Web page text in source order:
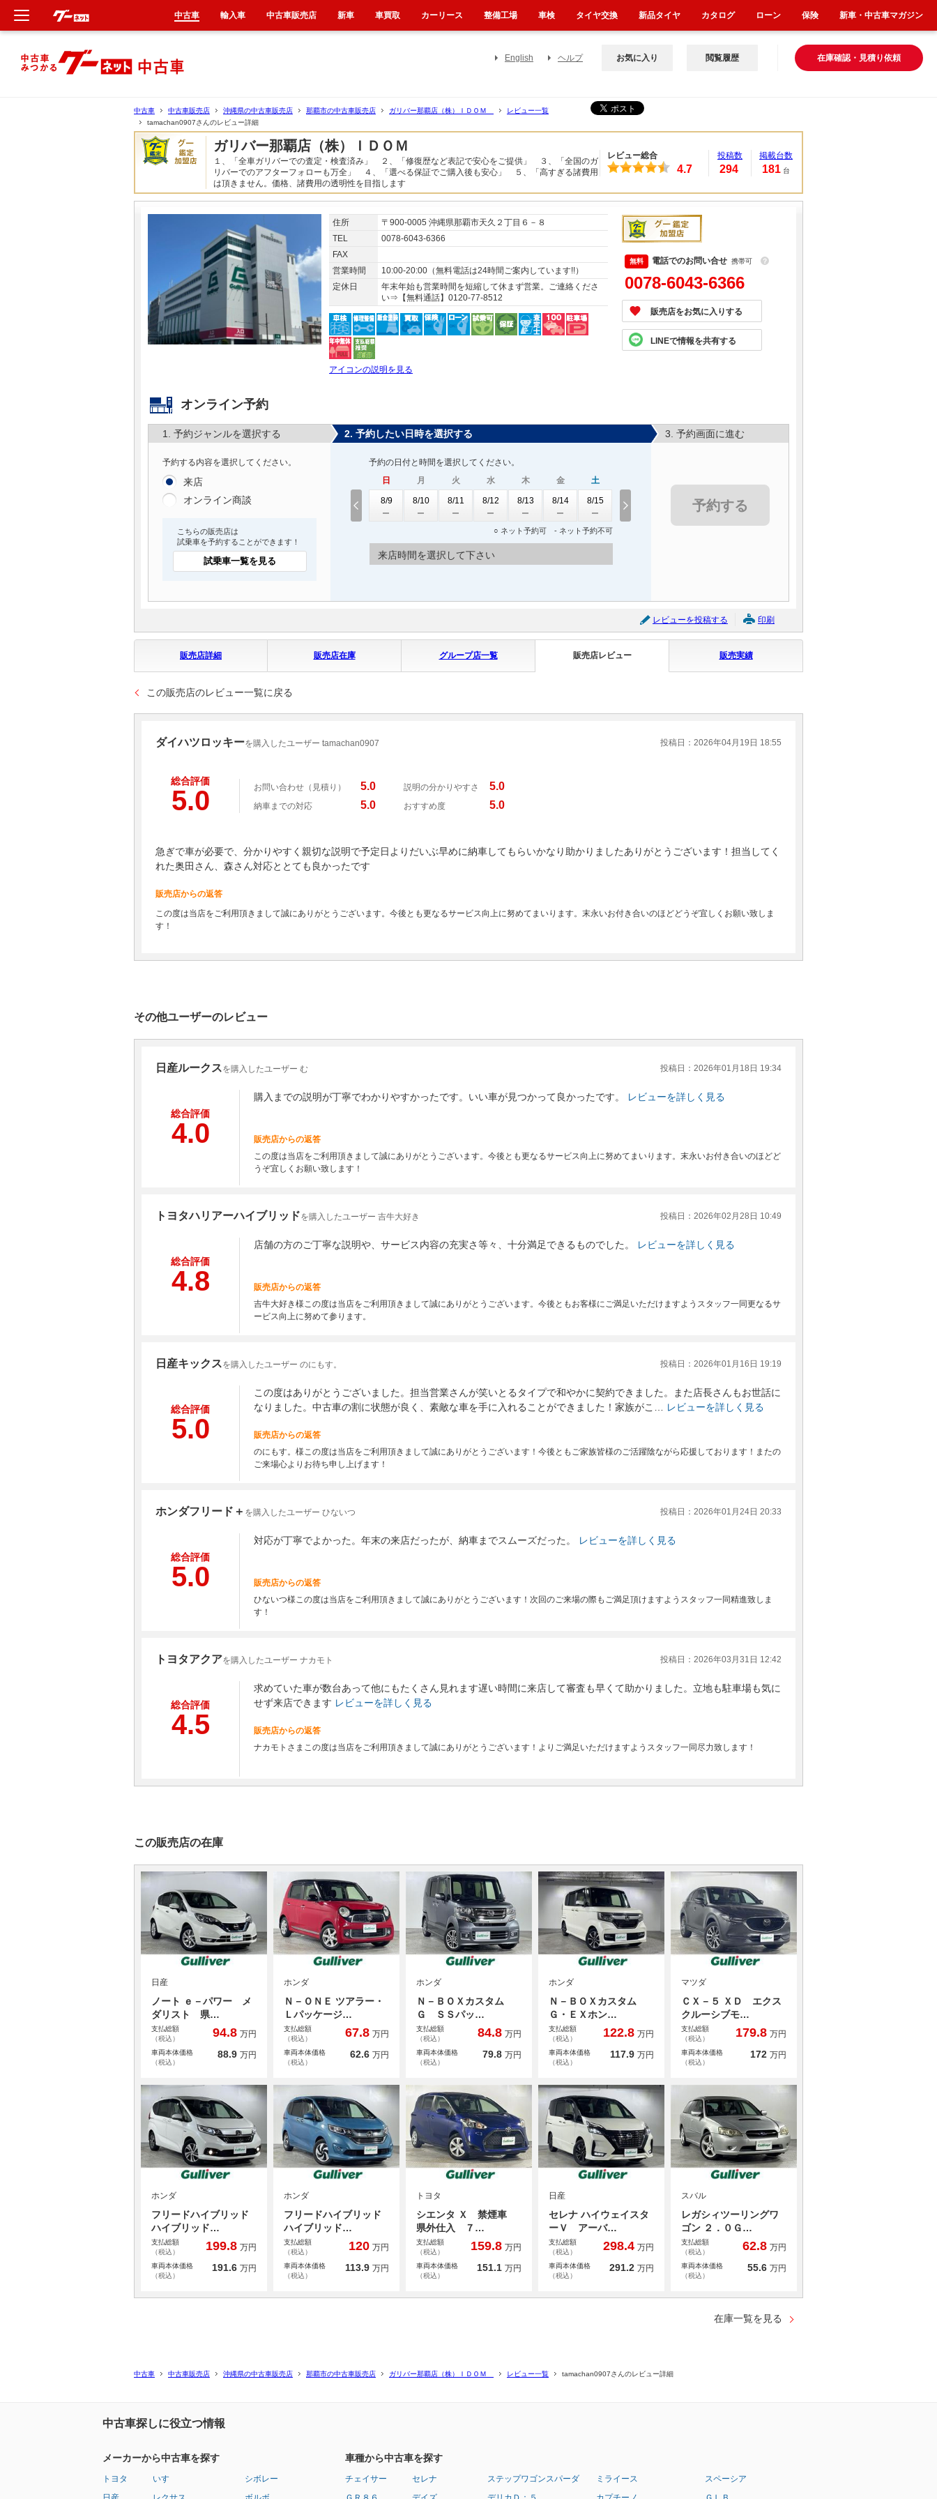
English ヘルプ 在庫確認・見積り依頼
お気に入り 閲覧履歴
中古車 中古車販売店 沖縄県の中古車販売店 那覇市の中古車販売店 ガリバー那覇店（株）ＩＤＯＭ
レビュー一覧
tamachan0907さんのレビュー詳細
ガリバー那覇店（株）ＩＤＯＭ
１、「全車ガリバーでの査定・検査済み」 ２、「修復歴など表記で安心をご提供」 ３、「全国のガ
リバーでのアフターフォローも万全」 ４、「選べる保証でご購入後も安心」 ５、「高すぎる諸費用
は頂きません。価格、諸費用の透明性を目指します
レビュー総合
4.7
投稿数
294
掲載台数
181 台
住所
〒900-0005 沖縄県那覇市天久２丁目６－８
TEL
0078-6043-6366
FAX
営業時間
10:00-20:00（無料電話は24時間ご案内しています!!）
定休日
年末年始も営業時間を短縮して休まず営業。ご連絡くださ
い⇒【無料通話】0120-77-8512
アイコンの説明を見る
電話でのお問い合せ 携帯可 ？
0078-6043-6366
販売店をお気に入りする
LINEで情報を共有する
オンライン予約
1. 予約ジャンルを選択する
予約する内容を選択してください。
来店
オンライン商談
こちらの販売店は
試乗車を予約することができます！
試乗車一覧を見る
2. 予約したい日時を選択する
予約の日付と時間を選択してください。
日
8/9
月
8/10
火
8/11
水
8/12
木
8/13
金
8/14
土
8/15
○ ネット予約可 - ネット予約不可
来店時間を選択して下さい
3. 予約画面に進む
予約する
レビューを投稿する 印刷
販売店詳細 販売店在庫 グループ店一覧 販売店レビュー 販売実績
この販売店のレビュー一覧に戻る
ダイハツロッキーを購入したユーザー tamachan0907 投稿日：2026年04月19日 18:55
総合評価
5.0 お問い合わせ（見積り） 5.0 説明の分かりやすさ 5.0
納車までの対応 5.0 おすすめ度 5.0
急ぎで車が必要で、分かりやすく親切な説明で予定日よりだいぶ早めに納車してもらいかなり助かりましたありがとうございます！担当してく
れた奥田さん、森さん対応ととても良かったです
販売店からの返答
この度は当店をご利用頂きまして誠にありがとうございます。今後とも更なるサービス向上に努めてまいります。末永いお付き合いのほどどうぞ宜しくお願い致しま
す！
その他ユーザーのレビュー
日産ルークスを購入したユーザー む 投稿日：2026年01月18日 19:34
総合評価
4.0
購入までの説明が丁寧でわかりやすかったです。いい車が見つかって良かったです。 レビューを詳しく見る
販売店からの返答
この度は当店をご利用頂きまして誠にありがとうございます。今後とも更なるサービス向上に努めてまいります。末永いお付き合いのほどど
うぞ宜しくお願い致します！
トヨタハリアーハイブリッドを購入したユーザー 吉牛大好き 投稿日：2026年02月28日 10:49
総合評価
4.8
店舗の方のご丁寧な説明や、サービス内容の充実さ等々、十分満足できるものでした。 レビューを詳しく見る
販売店からの返答
吉牛大好き様この度は当店をご利用頂きまして誠にありがとうございます。今後ともお客様にご満足いただけますようスタッフ一同更なるサ
ービス向上に努めて参ります。
日産キックスを購入したユーザー のにもす。 投稿日：2026年01月16日 19:19
総合評価
5.0
この度はありがとうございました。担当営業さんが笑いとるタイプで和やかに契約できました。また店長さんもお世話に
なりました。中古車の割に状態が良く、素敵な車を手に入れることができました！家族がこ…
レビューを詳しく見る
販売店からの返答
のにもす。様この度は当店をご利用頂きまして誠にありがとうございます！今後ともご家族皆様のご活躍陰ながら応援しております！またの
ご来場心よりお待ち申し上げます！
ホンダフリード＋ を購入したユーザー ひないつ 投稿日：2026年01月24日 20:33
総合評価
5.0
対応が丁寧でよかった。年末の来店だったが、納車までスムーズだった。 レビューを詳しく見る
販売店からの返答
ひないつ様この度は当店をご利用頂きまして誠にありがとうございます！次回のご来場の際もご満足頂けますようスタッフ一同精進致しま
す！
トヨタアクアを購入したユーザー ナカモト 投稿日：2026年03月31日 12:42
総合評価
4.5
求めていた車が数台あって他にもたくさん見れます遅い時間に来店して審査も早くて助かりました。立地も駐車場も気に
せず来店できます レビューを詳しく見る
販売店からの返答
ナカモトさまこの度は当店をご利用頂きまして誠にありがとうございます！よりご満足いただけますようスタッフ一同尽力致します！
この販売店の在庫
日産
ノート ｅ－パワー メ
ダリスト 県…
支払総額
（税込）
94.8 万円
車両本体価格
（税込）
88.9 万円
ホンダ
Ｎ－ＯＮＥ ツアラー・
Ｌパッケージ…
支払総額
（税込）
67.8 万円
車両本体価格
（税込）
62.6 万円
ホンダ
Ｎ－ＢＯＸカスタム
Ｇ ＳＳパッ…
支払総額
（税込）
84.8 万円
車両本体価格
（税込）
79.8 万円
ホンダ
Ｎ－ＢＯＸカスタム
Ｇ・ＥＸホン…
支払総額
（税込）
122.8 万円
車両本体価格
（税込）
117.9 万円
マツダ
ＣＸ－５ ＸＤ エクス
クルーシブモ…
支払総額
（税込）
179.8 万円
車両本体価格
（税込）
172 万円
ホンダ
フリードハイブリッド
ハイブリッド…
支払総額
（税込）
199.8 万円
車両本体価格
（税込）
191.6 万円
ホンダ
フリードハイブリッド
ハイブリッド…
支払総額
（税込）
120 万円
車両本体価格
（税込）
113.9 万円
トヨタ
シエンタ Ｘ 禁煙車
県外仕入 ７…
支払総額
（税込）
159.8 万円
車両本体価格
（税込）
151.1 万円
日産
セレナ ハイウェイスタ
ーＶ アーバ…
支払総額
（税込）
298.4 万円
車両本体価格
（税込）
291.2 万円
スバル
レガシィツーリングワ
ゴン ２．０Ｇ…
支払総額
（税込）
62.8 万円
車両本体価格
（税込）
55.6 万円
在庫一覧を見る
中古車 中古車販売店 沖縄県の中古車販売店 那覇市の中古車販売店 ガリバー那覇店（株）ＩＤＯＭ レビュー一覧 tamachan0907さんのレビュー詳細
中古車探しに役立つ情報
メーカーから中古車を探す
トヨタ
いすゞ
シボレー
車種から中古車を探す
チェイサー
セレナ
ステップワゴンスパーダ
ミライース
スペーシア
中古車 輸入車 中古車販売店 新車 車買取 カーリース 整備工場 車検 タイヤ交換 新品タイヤ カタログ ローン 保険 新車・中古車マガジン
新車